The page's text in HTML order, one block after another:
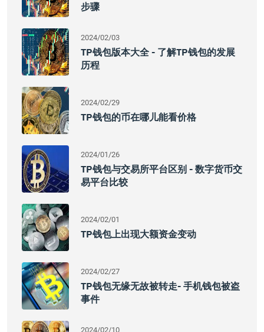
步骤
2024/02/03
TP钱包版本大全 - 了解TP钱包的发展
历程
2024/02/29
TP钱包的币在哪儿能看价格
2024/01/26
TP钱包与交易所平台区别 - 数字货币交
易平台比较
2024/02/01
TP钱包上出现大额资金变动
2024/02/27
TP钱包无缘无故被转走- 手机钱包被盗
事件
2024/02/10